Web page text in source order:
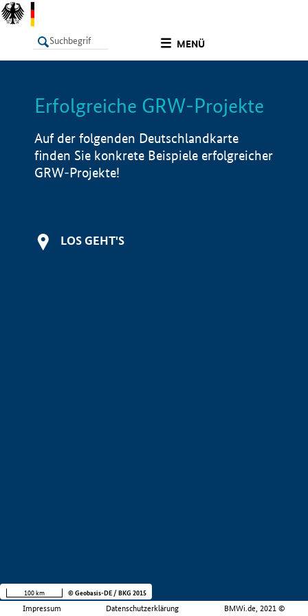
MENÜ
LISTE Info
Erfolgreiche GRW-Projekte
Auf der folgenden Deutschlandkarte
finden Sie konkrete Beispiele erfolgreicher
GRW-Projekte!
LOS GEHT'S
Impressum Datenschutzerklärung BMWi.de, 2021 ©
100 km © Geobasis-DE / BKG 2015